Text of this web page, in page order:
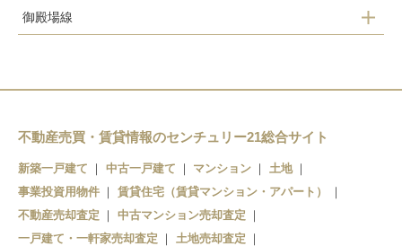
熱海
原
東田子の浦
御殿場線
下土狩
大岡
沼津
不動産売買・賃貸情報のセンチュリー21総合サイト
新築一戸建て 中古一戸建て マンション
土地
事業投資用物件
賃貸住宅（賃貸マンション・アパート）
不動産売却査定
中古マンション売却査定
一戸建て・一軒家売却査定
土地売却査定